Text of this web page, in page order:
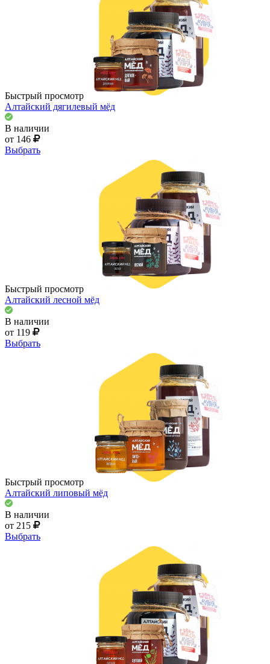
Быстрый просмотр
Алтайский дягилевый мёд
В наличии
от 146
Выбрать
Быстрый просмотр
Алтайский лесной мёд
В наличии
от 119
Выбрать
Быстрый просмотр
Алтайский липовый мёд
В наличии
от 215
Выбрать